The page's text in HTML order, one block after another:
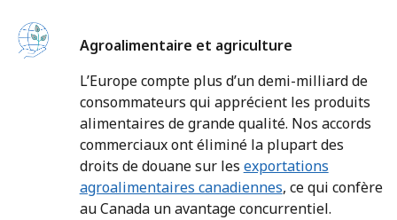
Agroalimentaire et agriculture
L’Europe compte plus d’un demi-milliard de
consommateurs qui apprécient les produits
alimentaires de grande qualité. Nos accords
commerciaux ont éliminé la plupart des
droits de douane sur les exportations
agroalimentaires canadiennes, ce qui confère
au Canada un avantage concurrentiel.